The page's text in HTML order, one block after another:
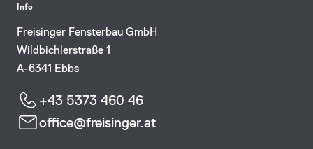
Info
Freisinger Fensterbau GmbH
Wildbichlerstraße 1
A-6341 Ebbs
+43 5373 460 46
office@freisinger.at